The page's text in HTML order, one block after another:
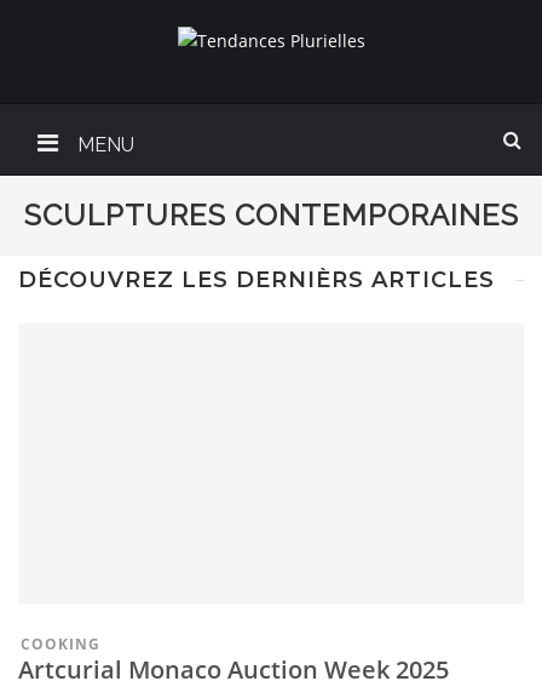
MENU
SCULPTURES CONTEMPORAINES
DÉCOUVREZ LES DERNIÈRS ARTICLES
COOKING
Artcurial Monaco Auction Week 2025